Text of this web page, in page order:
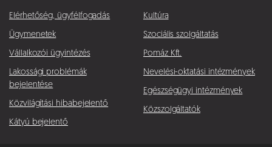
Elérhetőség, ügyfélfogadás
Ügymenetek
Vállalkozói ügyintézés
Lakossági problémák
bejelentése
Közvilágítási hibabejelentő
Kátyú bejelentő
Kultúra
Szociális szolgáltatás
Pomáz Kft.
Nevelési-oktatási intézmények
Egészségügyi intézmények
Közszolgáltatók